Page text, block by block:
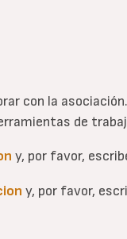
con la
de
y, por favor,
y, por favor,